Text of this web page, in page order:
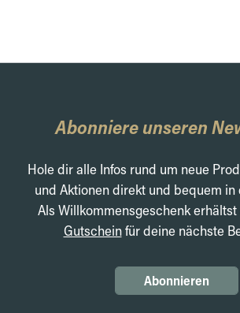
Abonniere unseren
Hole dir alle Infos rund um neue
und Aktionen direkt und bequem in
Als Willkommensgeschenk
Gutscheinfür deine nächste
Abonnieren